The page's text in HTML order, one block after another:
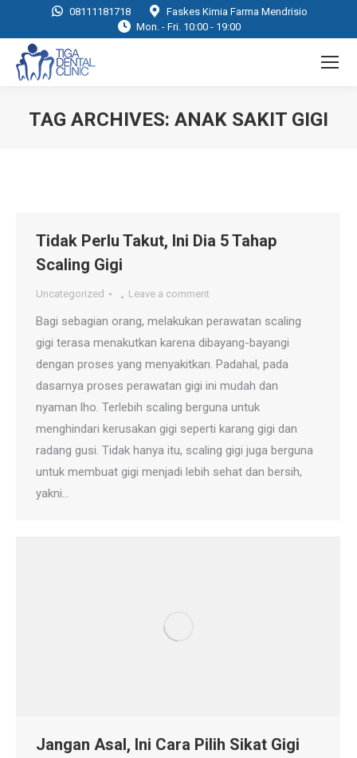
08111181718
Faskes Kimia Farma Mendrisio
Mon. - Fri. 10:00 - 19:00
TAG ARCHIVES: ANAK SAKIT GIGI
Tidak Perlu Takut, Ini Dia 5 Tahap
Scaling Gigi
Uncategorized Leave a comment
Bagi sebagian orang, melakukan perawatan scaling
gigi terasa menakutkan karena dibayang-bayangi
dengan proses yang menyakitkan. Padahal, pada
dasarnya proses perawatan gigi ini mudah dan
nyaman lho. Terlebih scaling berguna untuk
menghindari kerusakan gigi seperti karang gigi dan
radang gusi. Tidak hanya itu, scaling gigi juga berguna
untuk membuat gigi menjadi lebih sehat dan bersih,
yakni…
Jangan Asal, Ini Cara Pilih Sikat Gigi